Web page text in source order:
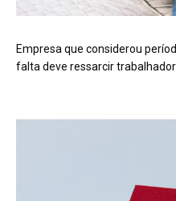
Empresa que considerou
falta deve ressarcir trabalhador